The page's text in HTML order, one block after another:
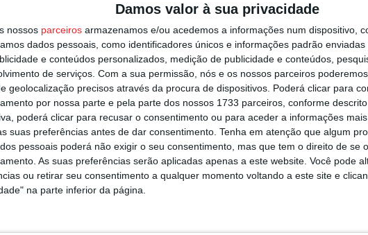
Damos valor à sua privacidade
nossos parceiros armazenamos e/ou acedemos a informações num dispositivo,
dados pessoais, como identificadores únicos e informações padrão
e conteúdos personalizados, medição de publicidade e conteúdos,
de serviços. Com a sua permissão, nós e os nossos parceiros
geolocalização precisos através da procura de dispositivos. Poderá clicar para
por nossa parte e pela parte dos nossos 1733 parceiros, conforme
poderá clicar para recusar o consentimento ou para aceder a informações
suas preferências antes de dar consentimento. Tenha em atenção que algum
pessoais poderá não exigir o seu consentimento, mas que tem o direito de se
As suas preferências serão aplicadas apenas a este website. Você pode
ou retirar seu consentimento a qualquer momento voltando a este site e
na parte inferior da página.
por furto de cobre na região
6